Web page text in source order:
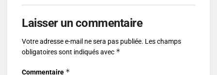
Laisser un commentaire
Votre adresse e-mail ne sera pas publiée. Les champs
obligatoires sont indiqués avec *
Commentaire *